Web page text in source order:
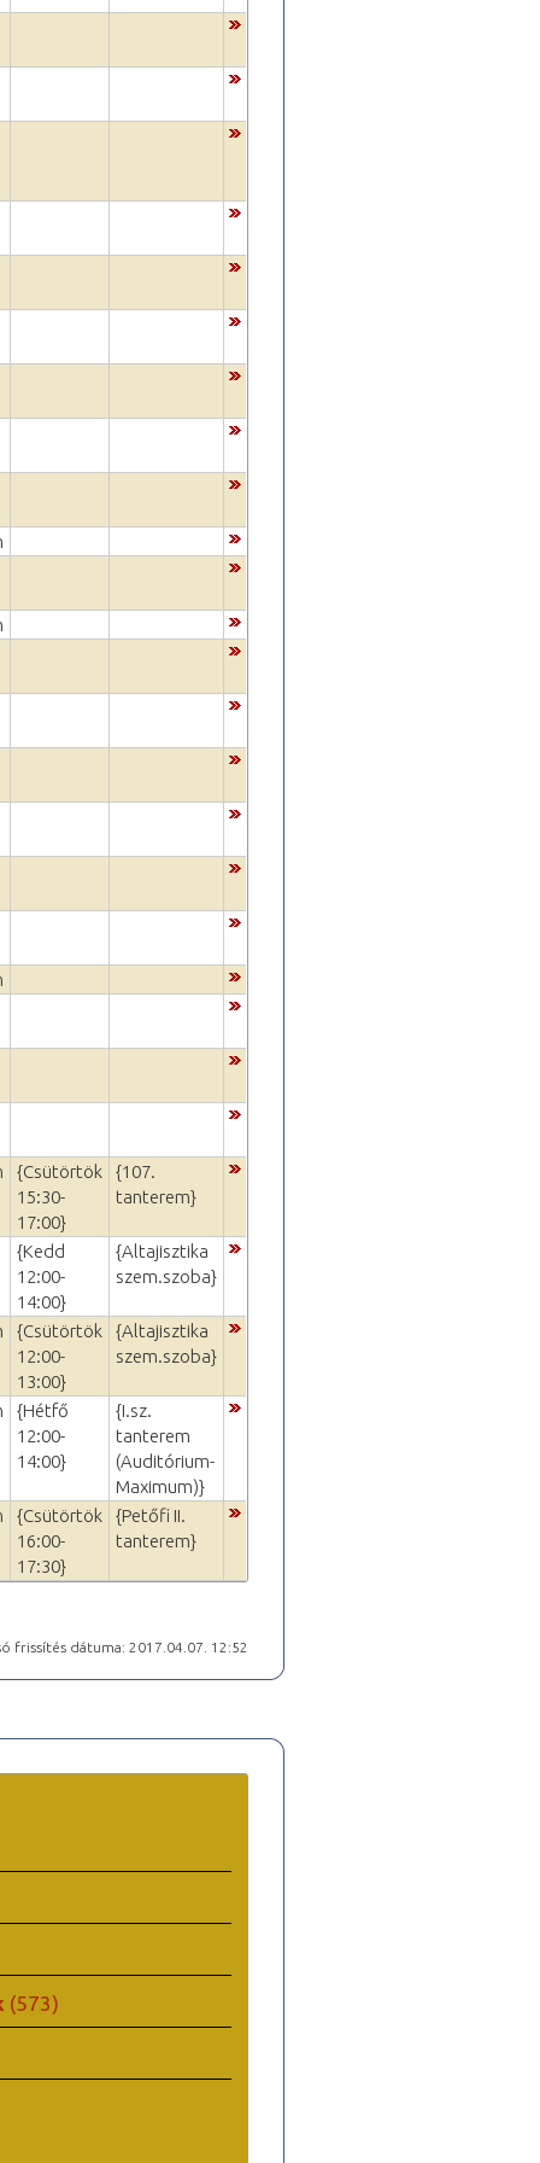
{Csütörtök
15:30-
17:00}
{107.
tanterem}
{Kedd
12:00-
14:00}
{Altajisztika
szem.szoba}
{Csütörtök
12:00-
13:00}
{Altajisztika
szem.szoba}
{Hétfő
12:00-
14:00}
{I.sz.
tanterem
(Auditórium-
Maximum)}
{Csütörtök
16:00-
17:30}
{Petőfi II.
tanterem}
frissítés dátuma: 2017.04.07. 12:52
(573)